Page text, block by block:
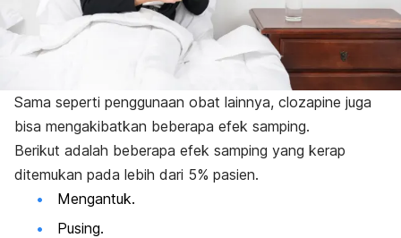
Sama seperti penggunaan obat lainnya, clozapine juga
bisa mengakibatkan beberapa efek samping.
Berikut adalah beberapa efek samping yang kerap
ditemukan pada lebih dari 5% pasien.
Mengantuk.
Pusing.